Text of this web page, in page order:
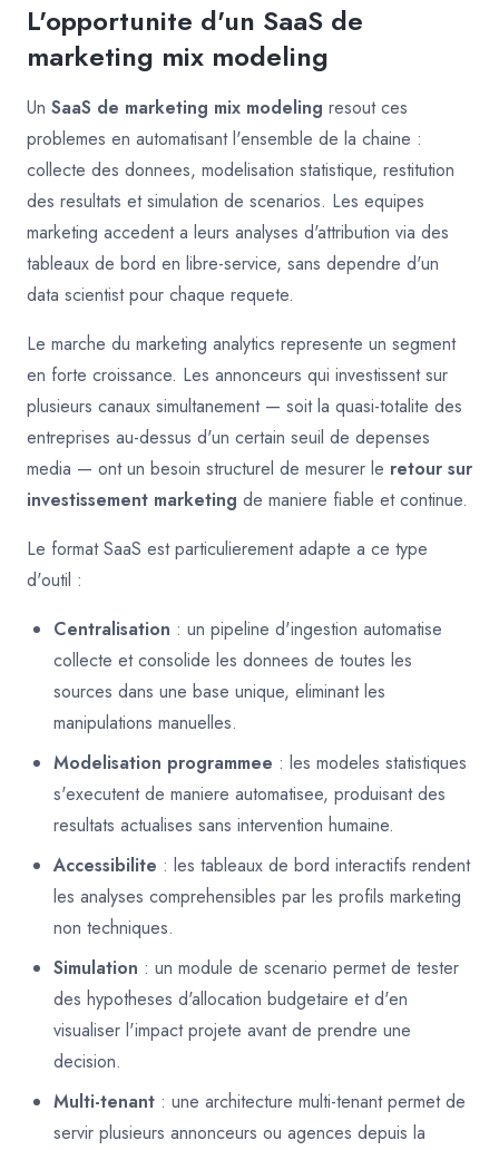
L'opportunite d'un SaaS de
marketing mix modeling
Un SaaS de marketing mix modeling resout ces
problemes en automatisant l'ensemble de la chaine :
collecte des donnees, modelisation statistique, restitution
des resultats et simulation de scenarios. Les equipes
marketing accedent a leurs analyses d'attribution via des
tableaux de bord en libre-service, sans dependre d'un
data scientist pour chaque requete.
Le marche du marketing analytics represente un segment
en forte croissance. Les annonceurs qui investissent sur
plusieurs canaux simultanement — soit la quasi-totalite des
entreprises au-dessus d'un certain seuil de depenses
media — ont un besoin structurel de mesurer le retour sur
investissement marketing de maniere fiable et continue.
Le format SaaS est particulierement adapte a ce type
d'outil :
Centralisation : un pipeline d'ingestion automatise
collecte et consolide les donnees de toutes les
sources dans une base unique, eliminant les
manipulations manuelles.
Modelisation programmee : les modeles statistiques
s'executent de maniere automatisee, produisant des
resultats actualises sans intervention humaine.
Accessibilite : les tableaux de bord interactifs rendent
les analyses comprehensibles par les profils marketing
non techniques.
Simulation : un module de scenario permet de tester
des hypotheses d'allocation budgetaire et d'en
visualiser l'impact projete avant de prendre une
decision.
Multi-tenant : une architecture multi-tenant permet de
servir plusieurs annonceurs ou agences depuis la